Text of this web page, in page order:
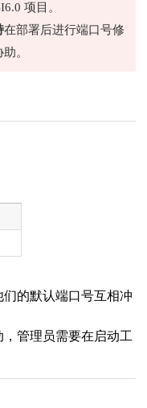
项目。
在部署后进行端口号修
。
的默认端口号互相冲
管理员需要在启动工